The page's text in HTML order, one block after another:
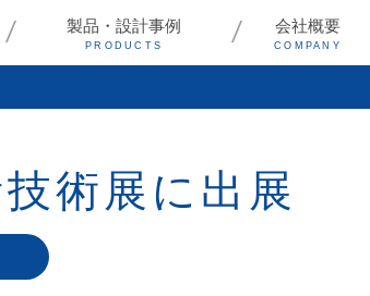
製品・設計事例
PRODUCTS
会社概要
COMPANY
術展に出展